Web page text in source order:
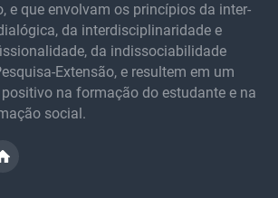
e que envolvam os princípios da inter-
da interdisciplinaridade e
da indissociabilidade
Extensão, e resultem em um
na formação do estudante e na
social.